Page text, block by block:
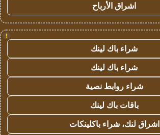
اشراق الأرباح
!
شراء باك لينك
شراء باك لينك
شراء روابط نصية
باقات باك لينك
اشراق لنك، شراء باكلينكات